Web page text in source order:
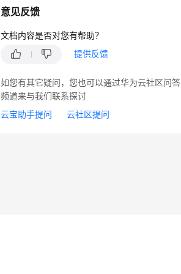
意见反馈
文档内容是否对您有帮助？
提供反馈
如您有其它疑问，您也可以通过华为云社区问答
频道来与我们联系探讨
云宝助手提问
云社区提问